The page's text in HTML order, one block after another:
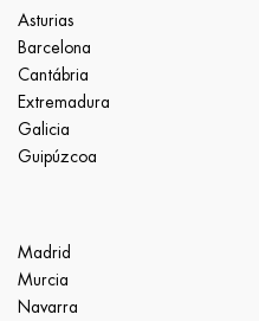
Asturias
Barcelona
Cantábria
Extremadura
Galicia
Guipúzcoa
Madrid
Murcia
Navarra